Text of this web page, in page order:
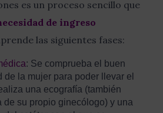
es un proceso sencillo que
de ingreso
las siguientes fases:
: Se comprueba el buen
de la mujer para poder llevar el
una ecografía (también
de su propio ginecólogo) y una